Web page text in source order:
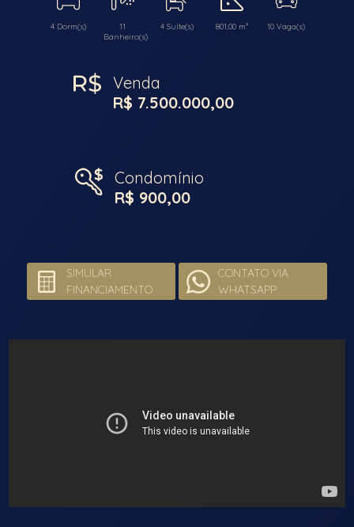
4 Dorm(s)
11
Banheiro(s)
4 Suíte(s) 801,00 m² 10 Vaga(s)
Venda
R$ 7.500.000,00
Condomínio
R$ 900,00
SIMULAR
FINANCIAMENTO
CONTATO VIA
WHATSAPP